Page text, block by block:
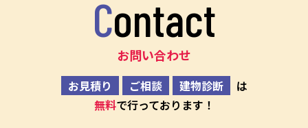
Contact
お問い合わせ
お見積り ご相談 建物診断
は
無料で行っております！